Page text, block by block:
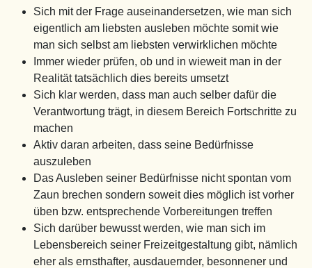
Sich mit der Frage auseinandersetzen, wie man sich
eigentlich am liebsten ausleben möchte somit wie
man sich selbst am liebsten verwirklichen möchte
Immer wieder prüfen, ob und in wieweit man in der
Realität tatsächlich dies bereits umsetzt
Sich klar werden, dass man auch selber dafür die
Verantwortung trägt, in diesem Bereich Fortschritte zu
machen
Aktiv daran arbeiten, dass seine Bedürfnisse
auszuleben
Das Ausleben seiner Bedürfnisse nicht spontan vom
Zaun brechen sondern soweit dies möglich ist vorher
üben bzw. entsprechende Vorbereitungen treffen
Sich darüber bewusst werden, wie man sich im
Lebensbereich seiner Freizeitgestaltung gibt, nämlich
eher als ernsthafter, ausdauernder, besonnener und